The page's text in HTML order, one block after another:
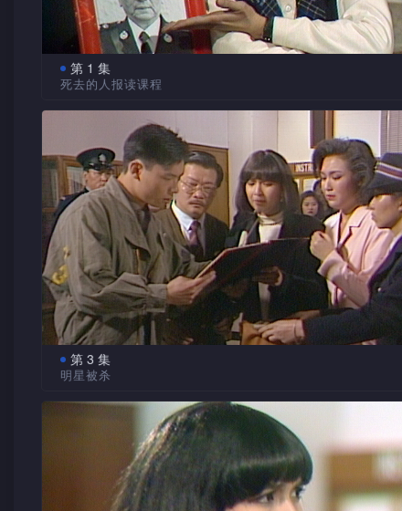
第 1 集
死去的人报读课程
两年前死了一个女人叫金美子，但两年后却用死者的名
某中心所有课程。中心的三位导师一听到金美子的姓名，即
惊，其中一名导师更惊至晕倒。May的兄长山是警察，对此
好奇，在May的鼓励下，他开始为查此案四处奔波。
第 3 集
明星被杀
健康舞蹈班的陈sir在一座谈会中被杀，但山发觉女疑凶
有不在场证据，因为李主任亦在座谈会中听讲座。这时候发觉
本来只有三十人报名，但杀人后却发现报名表上多了一个人
子；然后山从上一个死者身上没有疤痕，断定死者不是金慧
时应该已死的金慧子却打电话给他。